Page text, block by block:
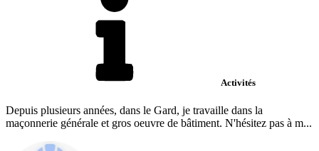
Activités
Depuis plusieurs années, dans le Gard, je travaille dans la
maçonnerie générale et gros oeuvre de bâtiment. N'hésitez pas à m...